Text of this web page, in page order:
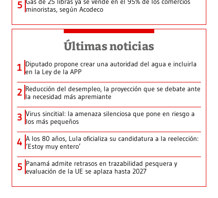
5 minoristas, según Acodeco
Últimas noticias
1 Diputado propone crear una autoridad del agua e incluirla
en la Ley de la APP
2 Reducción del desempleo, la proyección que se debate ante
la necesidad más apremiante
3 Virus sincitial: la amenaza silenciosa que pone en riesgo a
los más pequeños
4 A los 80 años, Lula oficializa su candidatura a la reelección:
‘Estoy muy entero’
5 Panamá admite retrasos en trazabilidad pesquera y
evaluación de la UE se aplaza hasta 2027